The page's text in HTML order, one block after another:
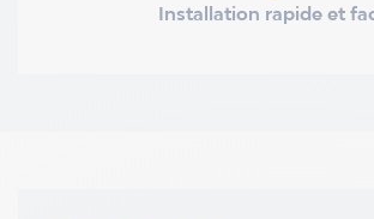
Installation rapide et